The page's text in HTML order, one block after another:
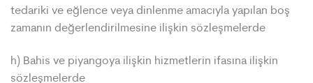
tedariki ve eğlence veya dinlenme amacıyla yapılan boş
zamanın değerlendirilmesine ilişkin sözleşmelerde
h) Bahis ve piyangoya ilişkin hizmetlerin ifasına ilişkin
sözleşmelerde